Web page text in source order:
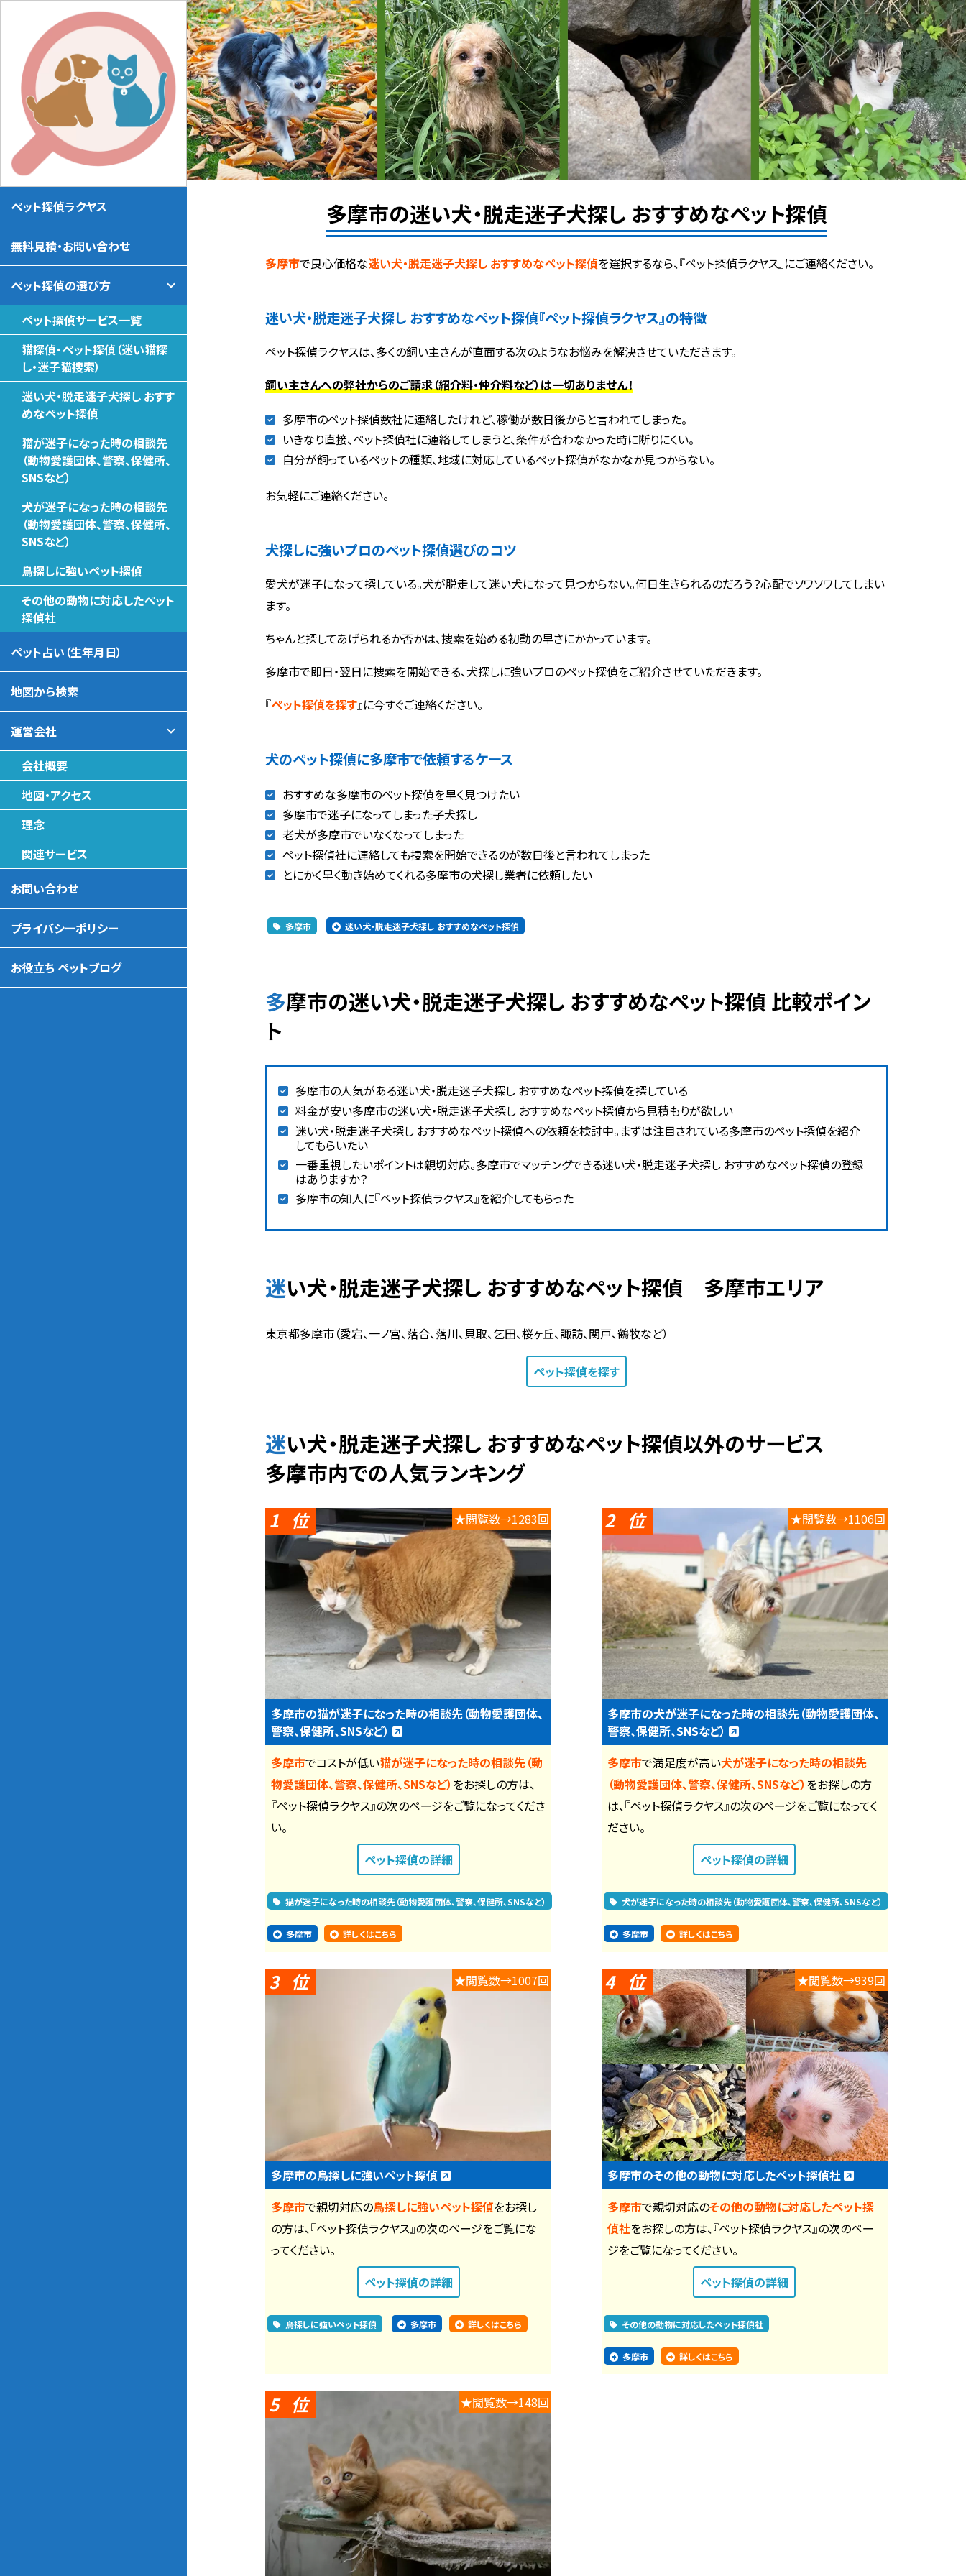
多摩市の迷い犬・脱走迷子犬探し おすすめなペット探偵
多摩市で良心価格な迷い犬・脱走迷子犬探し おすすめなペット探偵を選択するなら、『ペット探偵ラクヤス』にご連絡ください。
迷い犬・脱走迷子犬探し おすすめなペット探偵『ペット探偵ラクヤス』の特徴
ペット探偵ラクヤスは、多くの飼い主さんが直面する次のようなお悩みを解決させていただきます。
飼い主さんへの弊社からのご請求（紹介料・仲介料など）は一切ありません！
多摩市のペット探偵数社に連絡したけれど、稼働が数日後からと言われてしまった。
いきなり直接、ペット探偵社に連絡してしまうと、条件が合わなかった時に断りにくい。
自分が飼っているペットの種類、地域に対応しているペット探偵がなかなか見つからない。
お気軽にご連絡ください。
犬探しに強いプロのペット探偵選びのコツ
愛犬が迷子になって探している。犬が脱走して迷い犬になって見つからない。何日生きられるのだろう？心配でソワソワしてしまい
ます。
ちゃんと探してあげられるか否かは、捜索を始める初動の早さにかかっています。
多摩市で即日・翌日に捜索を開始できる、犬探しに強いプロのペット探偵をご紹介させていただきます。
『ペット探偵を探す』に今すぐご連絡ください。
犬のペット探偵に多摩市で依頼するケース
おすすめな多摩市のペット探偵を早く見つけたい
多摩市で迷子になってしまった子犬探し
老犬が多摩市でいなくなってしまった
ペット探偵社に連絡しても捜索を開始できるのが数日後と言われてしまった
とにかく早く動き始めてくれる多摩市の犬探し業者に依頼したい
多摩市 迷い犬・脱走迷子犬探し おすすめなペット探偵
多摩市の迷い犬・脱走迷子犬探し おすすめなペット探偵 比較ポイン
ト
多摩市の人気がある迷い犬・脱走迷子犬探し おすすめなペット探偵を探している
料金が安い多摩市の迷い犬・脱走迷子犬探し おすすめなペット探偵から見積もりが欲しい
迷い犬・脱走迷子犬探し おすすめなペット探偵への依頼を検討中。まずは注目されている多摩市のペット探偵を紹介
してもらいたい
一番重視したいポイントは親切対応。多摩市でマッチングできる迷い犬・脱走迷子犬探し おすすめなペット探偵の登録
はありますか？
多摩市の知人に『ペット探偵ラクヤス』を紹介してもらった
迷い犬・脱走迷子犬探し おすすめなペット探偵 多摩市エリア
東京都多摩市（愛宕、一ノ宮、落合、落川、貝取、乞田、桜ヶ丘、諏訪、関戸、鶴牧など）
ペット探偵を探す
迷い犬・脱走迷子犬探し おすすめなペット探偵以外のサービス
多摩市内での人気ランキング
1 ★閲覧数→1283回
多摩市の猫が迷子になった時の相談先（動物愛護団体、
警察、保健所、SNSなど）
多摩市でコストが低い猫が迷子になった時の相談先（動
物愛護団体、警察、保健所、SNSなど） をお探しの方は、
『ペット探偵ラクヤス』の次のページをご覧になってくださ
い。
ペット探偵の詳細
猫が迷子になった時の相談先（動物愛護団体、警察、保健所、SNSなど）
多摩市 詳しくはこちら
2 ★閲覧数→1106回
多摩市の犬が迷子になった時の相談先（動物愛護団体、
警察、保健所、SNSなど）
多摩市で満足度が高い犬が迷子になった時の相談先
（動物愛護団体、警察、保健所、SNSなど） をお探しの方
は、『ペット探偵ラクヤス』の次のページをご覧になってく
ださい。
ペット探偵の詳細
犬が迷子になった時の相談先（動物愛護団体、警察、保健所、SNSなど）
多摩市 詳しくはこちら
3 ★閲覧数→1007回
多摩市の鳥探しに強いペット探偵
多摩市で親切対応の鳥探しに強いペット探偵をお探し
の方は、『ペット探偵ラクヤス』の次のページをご覧にな
ってください。
ペット探偵の詳細
鳥探しに強いペット探偵 多摩市 詳しくはこちら
4 ★閲覧数→939回
多摩市のその他の動物に対応したペット探偵社
多摩市で親切対応のその他の動物に対応したペット探
偵社をお探しの方は、『ペット探偵ラクヤス』の次のペー
ジをご覧になってください。
ペット探偵の詳細
その他の動物に対応したペット探偵社
多摩市 詳しくはこちら
5 ★閲覧数→148回
ペット探偵ラクヤス
無料見積・お問い合わせ
ペット探偵の選び方
ペット探偵サービス一覧
猫探偵・ペット探偵（迷い猫探
し・迷子猫捜索）
迷い犬・脱走迷子犬探し おすす
めなペット探偵
猫が迷子になった時の相談先
（動物愛護団体、警察、保健所、
SNSなど）
犬が迷子になった時の相談先
（動物愛護団体、警察、保健所、
SNSなど）
鳥探しに強いペット探偵
その他の動物に対応したペット
探偵社
ペット占い（生年月日）
地図から検索
運営会社
会社概要
地図・アクセス
理念
関連サービス
お問い合わせ
プライバシーポリシー
お役立ち ペットブログ